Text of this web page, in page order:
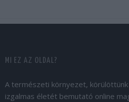
MI EZ AZ OLDAL?
A természeti környezet,
izgalmas életét bemutató online